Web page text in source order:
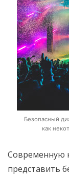
Безопасный
как
Современную
представить